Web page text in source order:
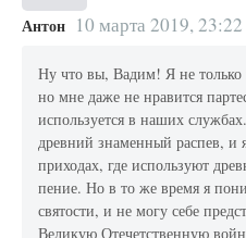
Антон 10 марта 2019, 23:22
Ну что вы, Вадим! Я не
но мне даже не нравится
используется в наших
древний знаменный распев, и
приходах, где используют
пение. Но в то же время я
святости, и не могу себе
Великую Отечетственную